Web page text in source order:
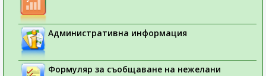
Административна информация
Формуляр за съобщаване на нежелани